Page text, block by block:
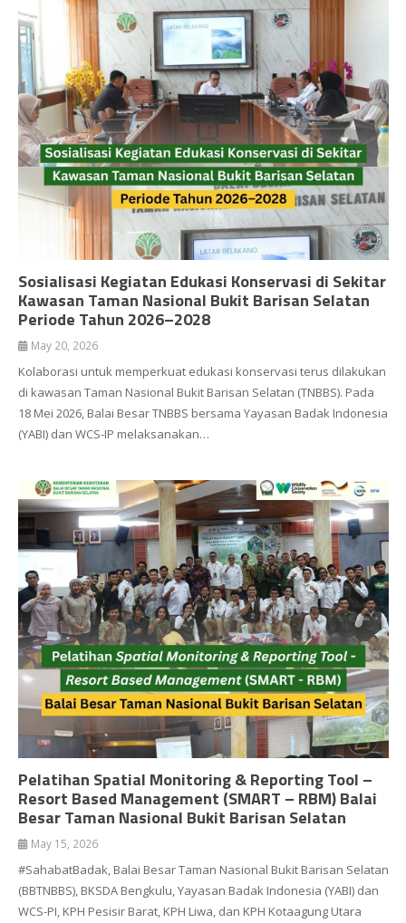
Sosialisasi Kegiatan Edukasi Konservasi di Sekitar
Kawasan Taman Nasional Bukit Barisan Selatan
Periode Tahun 2026–2028
May 20, 2026
Kolaborasi untuk memperkuat edukasi konservasi terus dilakukan
di kawasan Taman Nasional Bukit Barisan Selatan (TNBBS). Pada
18 Mei 2026, Balai Besar TNBBS bersama Yayasan Badak Indonesia
(YABI) dan WCS-IP melaksanakan…
Pelatihan Spatial Monitoring & Reporting Tool –
Resort Based Management (SMART – RBM) Balai
Besar Taman Nasional Bukit Barisan Selatan
May 15, 2026
#SahabatBadak, Balai Besar Taman Nasional Bukit Barisan Selatan
(BBTNBBS), BKSDA Bengkulu, Yayasan Badak Indonesia (YABI) dan
WCS-PI, KPH Pesisir Barat, KPH Liwa, dan KPH Kotaagung Utara